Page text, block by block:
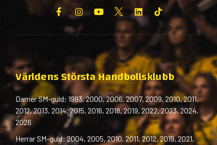
Världens Största Handbollsklubb
Damer SM-guld: 1993, 2000, 2006, 2007, 2009, 2010, 2011,
2012, 2013, 2014, 2015, 2016, 2018, 2019, 2022, 2023, 2024,
2026
Herrar SM-guld: 2004, 2005, 2010, 2011, 2012, 2019, 2021,